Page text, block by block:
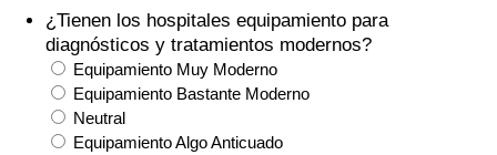
¿Tienen los hospitales equipamiento para
diagnósticos y tratamientos modernos?
Equipamiento Muy Moderno
Equipamiento Bastante Moderno
Neutral
Equipamiento Algo Anticuado
Índice de Sanidad
Índice de Sanidad por País
Contaminación